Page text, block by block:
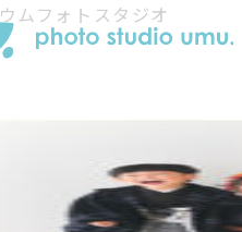
ウムフォトスタジオ